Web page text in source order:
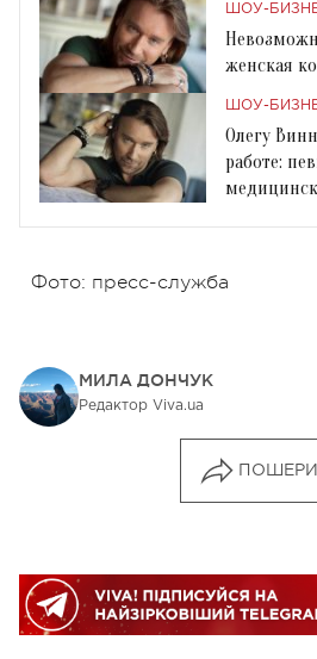
ШОУ-
женская
ШОУ-
Олегу
работе:
Фото: пресс-служба
МИЛА ДОНЧУК
Редактор Viva.ua